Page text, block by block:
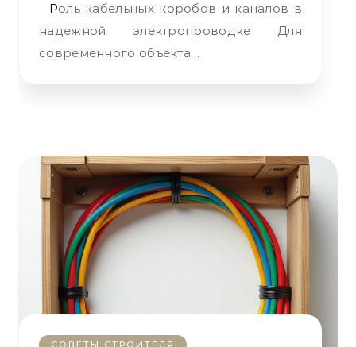
Роль кабельных коробов и каналов в
надежной электропроводке Для
современного объекта…
СОВЕТЫ СТРОИТЕЛЯ